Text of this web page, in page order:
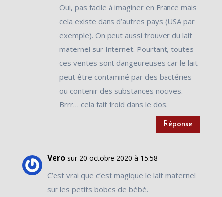
Oui, pas facile à imaginer en France mais
cela existe dans d’autres pays (USA par
exemple). On peut aussi trouver du lait
maternel sur Internet. Pourtant, toutes
ces ventes sont dangeureuses car le lait
peut être contaminé par des bactéries
ou contenir des substances nocives.
Brrr… cela fait froid dans le dos.
Réponse
Vero sur 20 octobre 2020 à 15:58
C’est vrai que c’est magique le lait maternel
sur les petits bobos de bébé.